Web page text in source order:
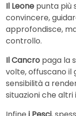
Il Leone punta più
convincere,
approfondisce,
controllo.
Il Cancro paga la
volte, offuscano il
sensibilità a
situazioni che altri